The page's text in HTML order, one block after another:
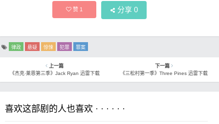
赞1 分享 0
律政 悬疑 惊悚 犯罪 罪案
上一篇
《杰克·莱恩第三季》Jack Ryan 迅雷下载
下一篇
《三松村第一季》Three Pines 迅雷下载
喜欢这部剧的人也喜欢 · · · · · ·